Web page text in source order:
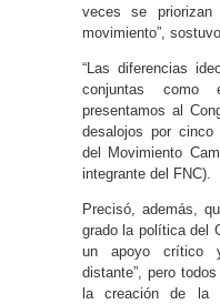
veces se
movimiento”, sostuvo.
“Las diferencias
conjuntas
presentamos al
desalojos por cinco
del Movimiento
integrante del FNC).
Precisó, además,
grado la política del
un apoyo crítico
distante”, pero
la creación de la